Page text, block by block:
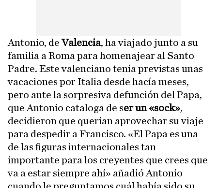
Antonio, deValencia, ha viajado junto a su
familia a Roma para homenajear al Santo
Padre. Este valenciano tenía previstas unas
vacaciones por Italia desde hacía meses,
pero ante la sorpresiva defunción del Papa,
que Antonio cataloga de ser un «sock»,
decidieron que querían aprovechar su viaje
para despedir a Francisco. «El Papa es una
de las figuras internacionales tan
importante para los creyentes que crees que
va a estar siempre ahí» añadió Antonio